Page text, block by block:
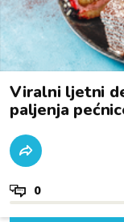
Viralni ljetni
paljenja
0